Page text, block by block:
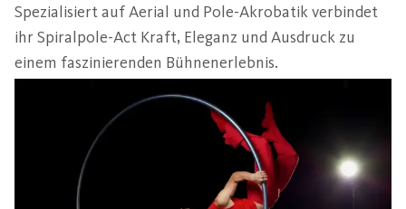
Spezialisiert auf Aerial und Pole-Akrobatik verbindet
ihr Spiralpole-Act Kraft, Eleganz und Ausdruck zu
einem faszinierenden Bühnenerlebnis.